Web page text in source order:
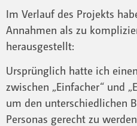
Im Verlauf des Projekts
Annahmen als zu
herausgestellt:
Ursprünglich hatte ich
zwischen „Einfacher“ und
um den unterschiedlichen
Personas gerecht zu